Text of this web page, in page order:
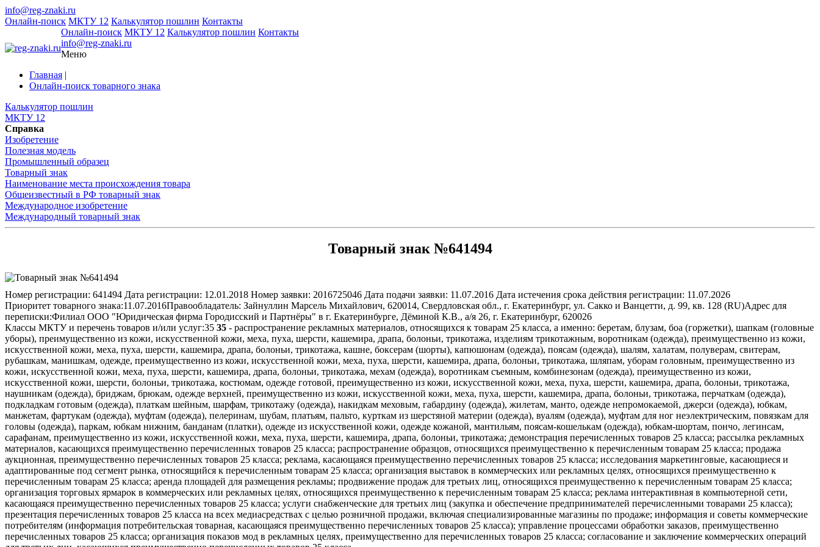
info@reg-znaki.ru
Онлайн-поиск МКТУ 12 Калькулятор пошлин Контакты
Онлайн-поиск МКТУ 12 Калькулятор пошлин Контакты
info@reg-znaki.ru
Меню
Главная |
Онлайн-поиск товарного знака
Калькулятор пошлин
МКТУ 12
Справка
Изобретение
Полезная модель
Промышленный образец
Товарный знак
Наименование места происхождения товара
Общеизвестный в РФ товарный знак
Международное изобретение
Международный товарный знак
Товарный знак №641494
Номер регистрации: 641494 Дата регистрации: 12.01.2018 Номер заявки: 2016725046 Дата подачи заявки: 11.07.2016 Дата истечения срока действия регистрации: 11.07.2026
Приоритет товарного знака:11.07.2016Правообладатель: Зайнуллин Марсель Михайлович, 620014, Свердловская обл., г. Екатеринбург, ул. Сакко и Ванцетти, д. 99, кв. 128 (RU)Адрес для
переписки:Филиал ООО "Юридическая фирма Городисский и Партнёры" в г. Екатеринбурге, Дёминой К.В., а/я 26, г. Екатеринбург, 620026
Классы МКТУ и перечень товаров и/или услуг:35 35 - распространение рекламных материалов, относящихся к товарам 25 класса, а именно: беретам, блузам, боа (горжетки), шапкам (головные
уборы), преимущественно из кожи, искусственной кожи, меха, пуха, шерсти, кашемира, драпа, болоньи, трикотажа, изделиям трикотажным, воротникам (одежда), преимущественно из кожи,
искусственной кожи, меха, пуха, шерсти, кашемира, драпа, болоньи, трикотажа, кашне, боксерам (шорты), капюшонам (одежда), поясам (одежда), шалям, халатам, полуверам, свитерам,
рубашкам, манишкам, одежде, преимущественно из кожи, искусственной кожи, меха, пуха, шерсти, кашемира, драпа, болоньи, трикотажа, шляпам, уборам головным, преимущественно из
кожи, искусственной кожи, меха, пуха, шерсти, кашемира, драпа, болоньи, трикотажа, мехам (одежда), воротникам съемным, комбинезонам (одежда), преимущественно из кожи,
искусственной кожи, шерсти, болоньи, трикотажа, костюмам, одежде готовой, преимущественно из кожи, искусственной кожи, меха, пуха, шерсти, кашемира, драпа, болоньи, трикотажа,
наушникам (одежда), бриджам, брюкам, одежде верхней, преимущественно из кожи, искусственной кожи, меха, пуха, шерсти, кашемира, драпа, болоньи, трикотажа, перчаткам (одежда),
подкладкам готовым (одежда), платкам шейным, шарфам, трикотажу (одежда), накидкам меховым, габардину (одежда), жилетам, манто, одежде непромокаемой, джерси (одежда), юбкам,
манжетам, фартукам (одежда), муфтам (одежда), пелеринам, шубам, платьям, пальто, курткам из шерстяной материи (одежда), вуалям (одежда), муфтам для ног неэлектрическим, повязкам для
головы (одежда), паркам, юбкам нижним, банданам (платки), одежде из искусственной кожи, одежде кожаной, мантильям, поясам-кошелькам (одежда), юбкам-шортам, пончо, легинсам,
сарафанам, преимущественно из кожи, искусственной кожи, меха, пуха, шерсти, кашемира, драпа, болоньи, трикотажа; демонстрация перечисленных товаров 25 класса; рассылка рекламных
материалов, касающихся преимущественно перечисленных товаров 25 класса; распространение образцов, относящихся преимущественно к перечисленным товарам 25 класса; продажа
аукционная, преимущественно перечисленных товаров 25 класса; реклама, касающаяся преимущественно перечисленных товаров 25 класса; исследования маркетинговые, касающиеся и
адаптированные под сегмент рынка, относящийся к перечисленным товарам 25 класса; организация выставок в коммерческих или рекламных целях, относящихся преимущественно к
перечисленным товарам 25 класса; аренда площадей для размещения рекламы; продвижение продаж для третьих лиц, относящихся преимущественно к перечисленным товарам 25 класса;
организация торговых ярмарок в коммерческих или рекламных целях, относящихся преимущественно к перечисленным товарам 25 класса; реклама интерактивная в компьютерной сети,
касающаяся преимущественно перечисленных товаров 25 класса; услуги снабженческие для третьих лиц (закупка и обеспечение предпринимателей перечисленными товарами 25 класса);
презентация перечисленных товаров 25 класса на всех медиасредствах с целью розничной продажи, включая специализированные магазины по продаже; информация и советы коммерческие
потребителям (информация потребительская товарная, касающаяся преимущественно перечисленных товаров 25 класса); управление процессами обработки заказов, преимущественно
перечисленных товаров 25 класса; организация показов мод в рекламных целях, преимущественно для перечисленных товаров 25 класса; согласование и заключение коммерческих операций